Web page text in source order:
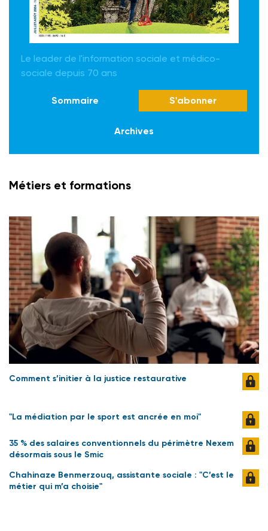
Le leader de l'information sociale et médico-
sociale depuis 70 ans
Sommaire S'abonner
Archives
Métiers et formations
Comment s’initier à la justice restaurative
"La médiation par le sport est ancrée en moi"
35 % des salaires conventionnels du périmètre Nexem
désormais sous le Smic
Chahinaze Benmerzouq, assistante sociale : "C’est le
métier qui m’a choisie"